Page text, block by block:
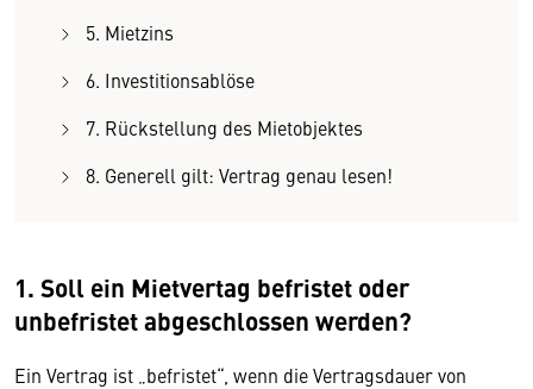
5. Mietzins
6. Investitionsablöse
7. Rückstellung des Mietobjektes
8. Generell gilt: Vertrag genau lesen!
1. Soll ein Mietvertag befristet oder
unbefristet abgeschlossen werden?
Ein Vertrag ist „befristet“, wenn die Vertragsdauer von